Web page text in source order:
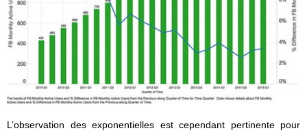
L’observation des exponentielles est cependant pertinente pour